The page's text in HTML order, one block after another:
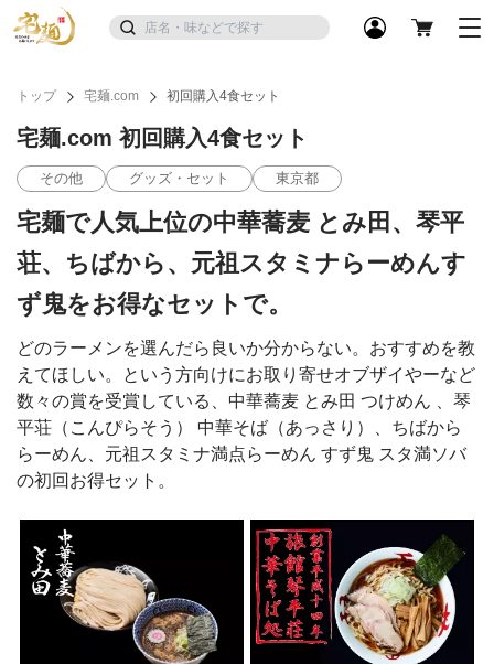
トップ 宅麺.com 初回購入4食セット
宅麺.com 初回購入4食セット
その他 グッズ・セット 東京都
宅麺で人気上位の中華蕎麦 とみ田、琴平
荘、ちばから、元祖スタミナらーめんす
ず鬼をお得なセットで。
どのラーメンを選んだら良いか分からない。おすすめを教
えてほしい。という方向けにお取り寄せオブザイやーなど
数々の賞を受賞している、中華蕎麦 とみ田 つけめん 、琴
平荘（こんぴらそう） 中華そば（あっさり）、ちばから
らーめん、元祖スタミナ満点らーめん すず鬼 スタ満ソバ
の初回お得セット。